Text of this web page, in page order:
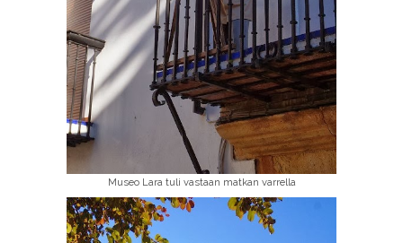
Museo Lara tuli vastaan matkan varrella